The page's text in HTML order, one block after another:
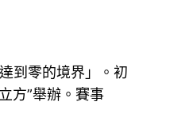
到零的境界」。初
方”舉辦。賽事